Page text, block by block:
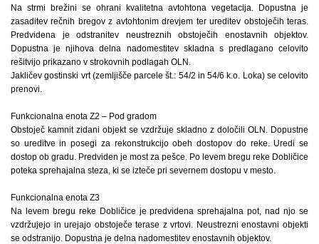
Na strmi brežini se ohrani kvalitetna avtohtona vegetacija. Dopustna je
zasaditev rečnih bregov z avtohtonim drevjem ter ureditev obstoječih teras.
Predvidena je odstranitev neustreznih obstoječih enostavnih objektov.
Dopustna je njihova delna nadomestitev skladna s predlagano celovito
rešitvijo prikazano v strokovnih podlagah OLN.
Jakličev gostinski vrt (zemljišče parcele št.: 54/2 in 54/6 k.o. Loka) se celovito
prenovi.
Funkcionalna enota Z2 – Pod gradom
Obstoječ kamnit zidani objekt se vzdržuje skladno z določili OLN. Dopustne
so ureditve in posegi za rekonstrukcijo obeh dostopov do reke. Uredi se
dostop ob gradu. Predviden je most za pešce. Po levem bregu reke Dobličice
poteka sprehajalna steza, ki se izteče pri severnem dostopu v mesto.
Funkcionalna enota Z3
Na levem bregu reke Dobličice je predvidena sprehajalna pot, nad njo se
vzdržujejo in urejajo obstoječe terase z vrtovi. Neustrezni enostavni objekti
se odstranijo. Dopustna je delna nadomestitev enostavnih objektov.